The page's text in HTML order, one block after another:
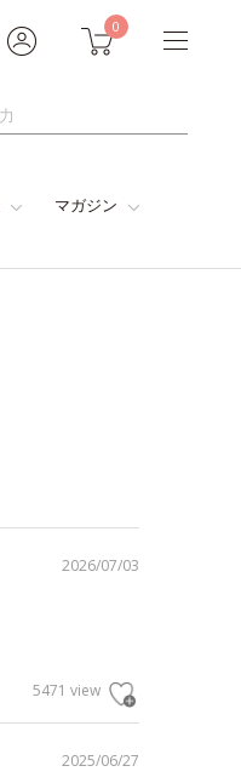
0
マガジン
2026/07/03
5471 view
2025/06/27